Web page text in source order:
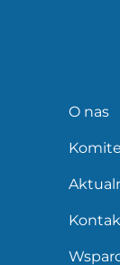
O nas